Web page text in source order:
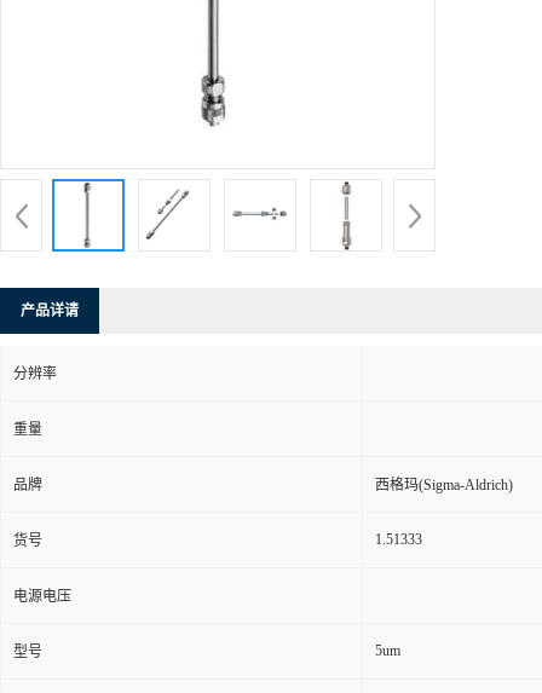
产品详请
分辨率
重量
品牌 西格玛(Sigma-Aldrich)
货号 1.51333
电源电压
型号 5um